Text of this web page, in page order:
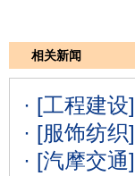
相关新闻
· [工程建设]
· [服饰纺织]
· [汽摩交通]